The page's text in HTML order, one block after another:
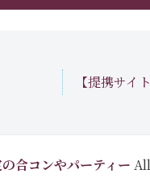
【提携サイ
合コンやパーティー